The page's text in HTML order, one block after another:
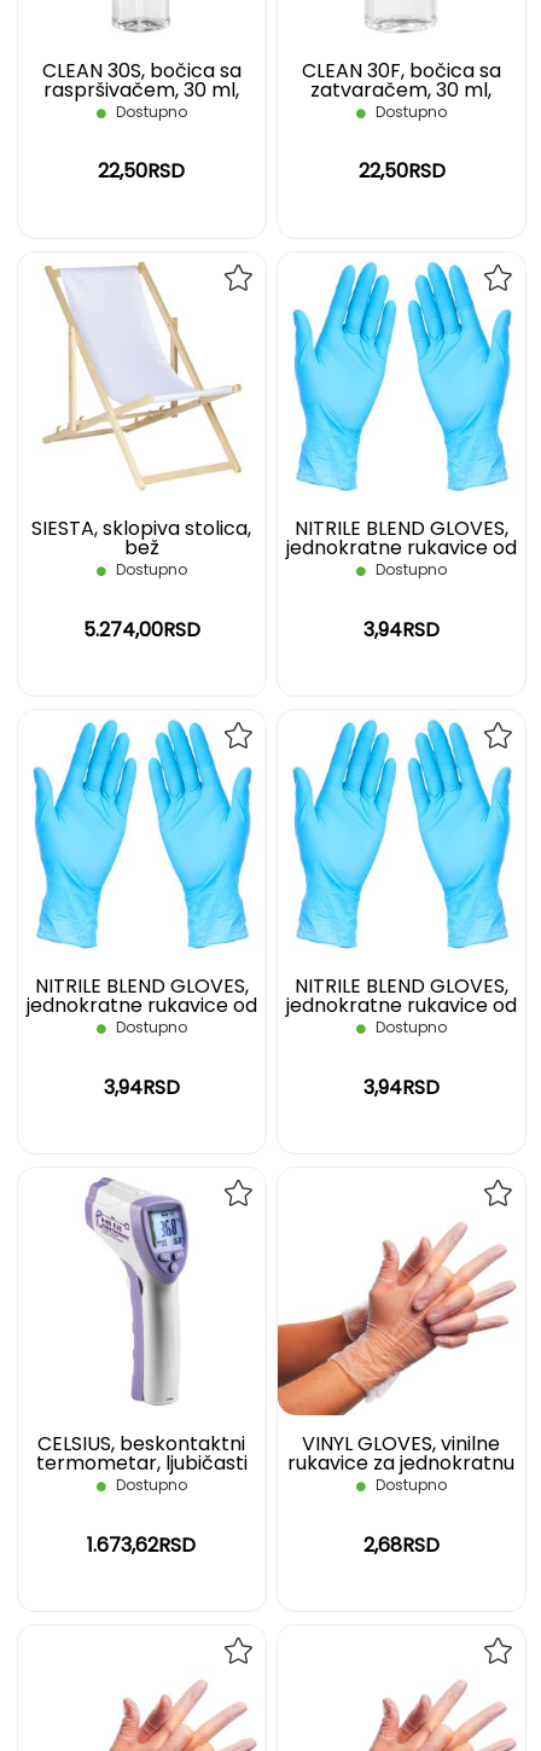
CLEAN 30S, bočica sa
raspršivačem, 30 ml,
transparentna
Dostupno
22,50RSD
CLEAN 30F, bočica sa
zatvaračem, 30 ml,
transparentna
Dostupno
22,50RSD
SIESTA, sklopiva stolica,
bež
Dostupno
5.274,00RSD
DODAJ
LISTU
NITRILE BLEND GLOVES,
jednokratne rukavice od
nitrilne mešavine, svetlo
plave, S
Dostupno
3,94RSD
NA
NITRILE BLEND GLOVES,
jednokratne rukavice od
nitrilne mešavine, svetlo
plave, M
Dostupno
3,94RSD
DODAJ
NA
LISTU
ŽELJA
NITRILE BLEND GLOVES,
jednokratne rukavice od
nitrilne mešavine, svetlo
plave, L
Dostupno
3,94RSD
NA
CELSIUS, beskontaktni
termometar, ljubičasti
Dostupno
1.673,62RSD
ŽELJA
VINYL GLOVES, vinilne
rukavice za jednokratnu
upotrebu, nepuderisane,
transparentne, XL
Dostupno
2,68RSD
NA
NA
NA